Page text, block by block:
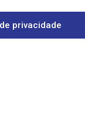
privacidade